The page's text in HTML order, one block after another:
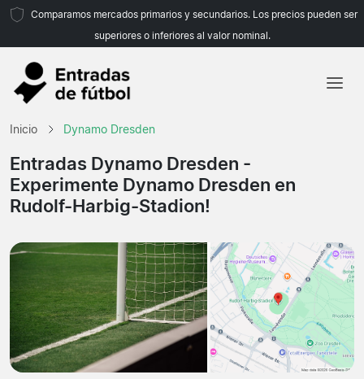
Comparamos mercados primarios y secundarios. Los precios pueden ser
superiores o inferiores al valor nominal.
Equipos
Ligas
Agencias de viajes
Inicio Dynamo Dresden
Entradas Dynamo Dresden -
Experimente Dynamo Dresden en
Rudolf-Harbig-Stadion!